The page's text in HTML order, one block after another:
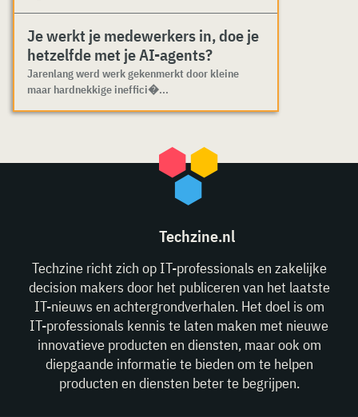
Je werkt je medewerkers in, doe je
hetzelfde met je AI-agents?
Jarenlang werd werk gekenmerkt door kleine
maar hardnekkige ineffici�...
Techzine.nl
Techzine richt zich op IT-professionals en zakelijke
decision makers door het publiceren van het laatste
IT-nieuws en achtergrondverhalen. Het doel is om
IT-professionals kennis te laten maken met nieuwe
innovatieve producten en diensten, maar ook om
diepgaande informatie te bieden om te helpen
producten en diensten beter te begrijpen.